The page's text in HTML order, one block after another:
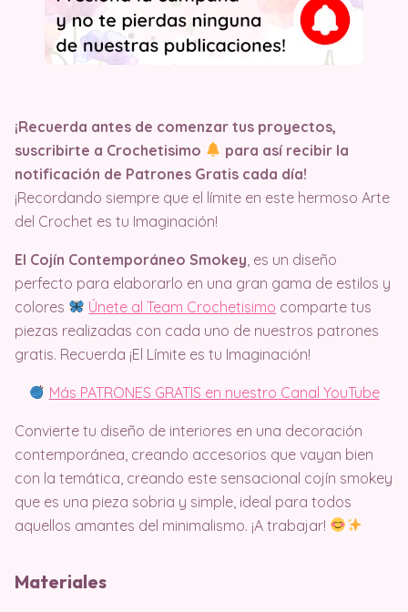
¡Recuerda antes de comenzar tus proyectos,
suscribirte a Crochetisimo
para así recibir la
notificación de Patrones Gratis cada día!
¡Recordando siempre que el límite en este hermoso Arte
del Crochet es tu Imaginación!
El Cojín Contemporáneo Smokey , es un diseño
perfecto para elaborarlo en una gran gama de estilos y
colores
Únete al Team Crochetisimo comparte tus
piezas realizadas con cada uno de nuestros patrones
gratis. Recuerda ¡El Límite es tu Imaginación!
Más PATRONES GRATIS en nuestro Canal YouTube
Convierte tu diseño de interiores en una decoración
contemporánea, creando accesorios que vayan bien
con la temática, creando este sensacional cojín smokey
que es una pieza sobria y simple, ideal para todos
aquellos amantes del minimalismo. ¡A trabajar!
Materiales